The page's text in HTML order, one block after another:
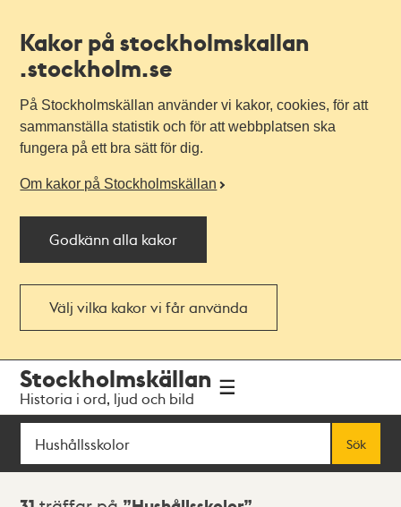
Kakor på stockholmskallan
.stockholm.se
På Stockholmskällan använder vi kakor, cookies, för att
sammanställa statistik och för att webbplatsen ska
fungera på ett bra sätt för dig.
Om kakor på Stockholmskällan
Godkänn alla kakor
Välj vilka kakor vi får använda
navigationen
huvudinnehållet
Stockholmskällan
Historia i ord, ljud och bild
Sök
Sök